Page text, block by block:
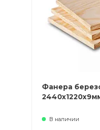
Фанера
В наличии